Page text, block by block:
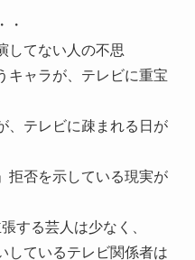
・
してない人の不思
キャラが、テレビに重宝
、テレビに疎まれる日が
拒否を示している現実が
する芸人は少なく、
しているテレビ関係者は